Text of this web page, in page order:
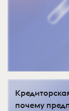
почему